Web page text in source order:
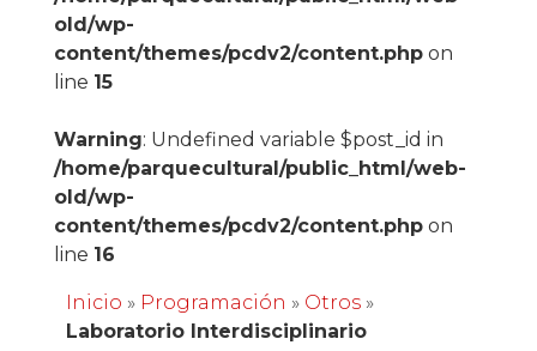
old/wp-
content/themes/pcdv2/content.phpon
line 15
Warning: Undefined variable $post_id in
/home/parquecultural/public_html/web-
old/wp-
content/themes/pcdv2/content.phpon
line 16
Inicio » Programación » Otros»
Laboratorio Interdisciplinario